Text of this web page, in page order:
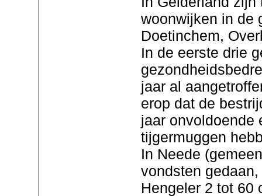
woonwijken in de
Doetinchem,
In de eerste drie
jaar al
erop dat de
jaar onvoldoende
tijgermuggen
In Neede
vondsten
Hengeler 2 tot 60